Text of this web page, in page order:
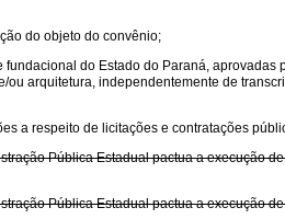
do objeto do convênio;
do Estado do Paraná, aprovadas
arquitetura, independentemente de
a respeito de licitações e contratações
Pública Estadual pactua a execução
Pública Estadual pactua a execução